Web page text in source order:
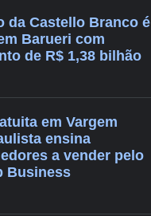
da Castello Branco é
Barueri com
de R$ 1,38 bilhão
em Vargem
ensina
a vender pelo
Business